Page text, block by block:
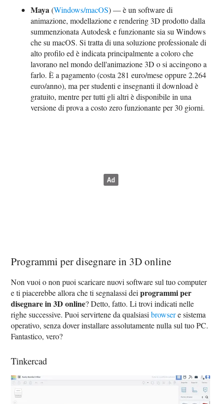
Maya(Windows/macOS) — è un software di
animazione, modellazione e rendering 3D prodotto dalla
summenzionata Autodesk e funzionante sia su Windows
che su macOS. Si tratta di una soluzione professionale di
alto profilo ed è indicata principalmente a coloro che
lavorano nel mondo dell'animazione 3D o si accingono a
farlo. È a pagamento (costa 281 euro/mese oppure 2.264
euro/anno), ma per studenti e insegnanti il download è
gratuito, mentre per tutti gli altri è disponibile in una
versione di prova a costo zero funzionante per 30 giorni.
Programmi per disegnare in 3D online
Non vuoi o non puoi scaricare nuovi software sul tuo computer
e ti piacerebbe allora che ti segnalassi deiprogrammi per
disegnare in 3D online? Detto, fatto. Li trovi indicati nelle
righe successive. Puoi servirtene da qualsiasibrowsere sistema
operativo, senza dover installare assolutamente nulla sul tuo PC.
Fantastico, vero?
Tinkercad